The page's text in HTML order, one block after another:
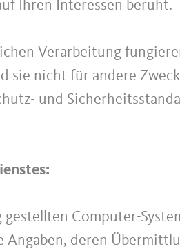
Ihren Interessen beruht.
Verarbeitung
nicht für andere
und
gestellten Computer-
deren